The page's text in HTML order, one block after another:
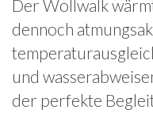
Der Wollwalk
dennoch
und
der perfekte